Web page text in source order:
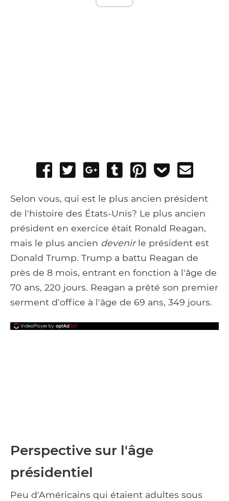
Share
Facebook
Tweet
Share
Google+
Post
Tumblr
Pin
Add
Pocket
Selon vous, qui est le plus ancien président
de l'histoire des États-Unis? Le plus ancien
président en exercice était Ronald Reagan,
mais le plus ancien devenirle président est
Donald Trump. Trump a battu Reagan de
près de 8 mois, entrant en fonction à l'âge de
70 ans, 220 jours. Reagan a prêté son premier
serment d'office à l'âge de 69 ans, 349 jours.
Perspective sur l'âge
présidentiel
Peu d'Américains qui étaient adultes sous